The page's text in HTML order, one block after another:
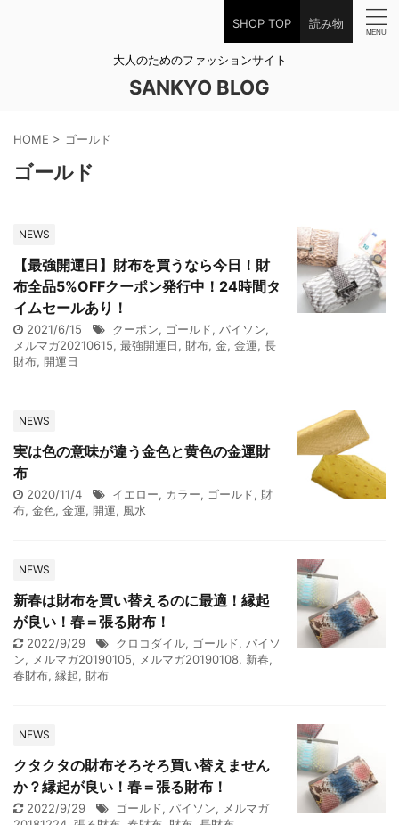
SHOP TOP 読み物
大人のためのファッションサイト
SANKYO BLOG
HOME > ゴールド
ゴールド
NEWS
【最強開運日】財布を買うなら今日！財
布全品5%OFFクーポン発行中！24時間タ
イムセールあり！
2021/6/15 クーポン, ゴールド, パイソン,
メルマガ20210615, 最強開運日, 財布, 金, 金運, 長
財布, 開運日
NEWS
実は色の意味が違う金色と黄色の金運財
布
2020/11/4 イエロー, カラー, ゴールド, 財
布, 金色, 金運, 開運, 風水
NEWS
新春は財布を買い替えるのに最適！縁起
が良い！春＝張る財布！
2022/9/29 クロコダイル, ゴールド, パイソ
ン, メルマガ20190105, メルマガ20190108, 新春,
春財布, 縁起, 財布
NEWS
クタクタの財布そろそろ買い替えません
か？縁起が良い！春＝張る財布！
2022/9/29 ゴールド, パイソン, メルマガ